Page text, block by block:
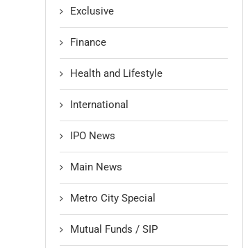
Exclusive
Finance
Health and Lifestyle
International
IPO News
Main News
Metro City Special
Mutual Funds / SIP